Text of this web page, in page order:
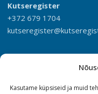
Kasutame küpsiseid ja muid
Kutseregister
+372 679 1704